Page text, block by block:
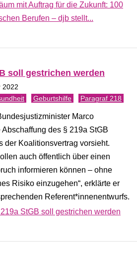
mit Auftrag für die Zukunft: 100
Berufen – djb stellt...
soll gestrichen werden
2022
Geburtshilfe Paragraf 218
Marco
des § 219a StGB
der Koalitionsvertrag vorsieht.
auch öffentlich über einen
informieren können – ohne
Risiko einzugehen“, erklärte er
Referent*innenentwurfs.
StGB soll gestrichen werden